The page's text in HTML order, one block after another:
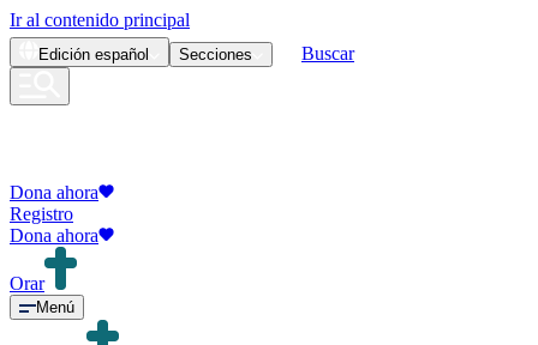
Ir al contenido principal
Edición español Secciones Buscar
Dona ahora
Registro
Dona ahora
Orar
Menú